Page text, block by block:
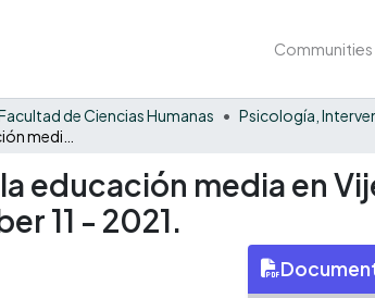
de Ciencias Humanas
educación media en
11 - 2021.